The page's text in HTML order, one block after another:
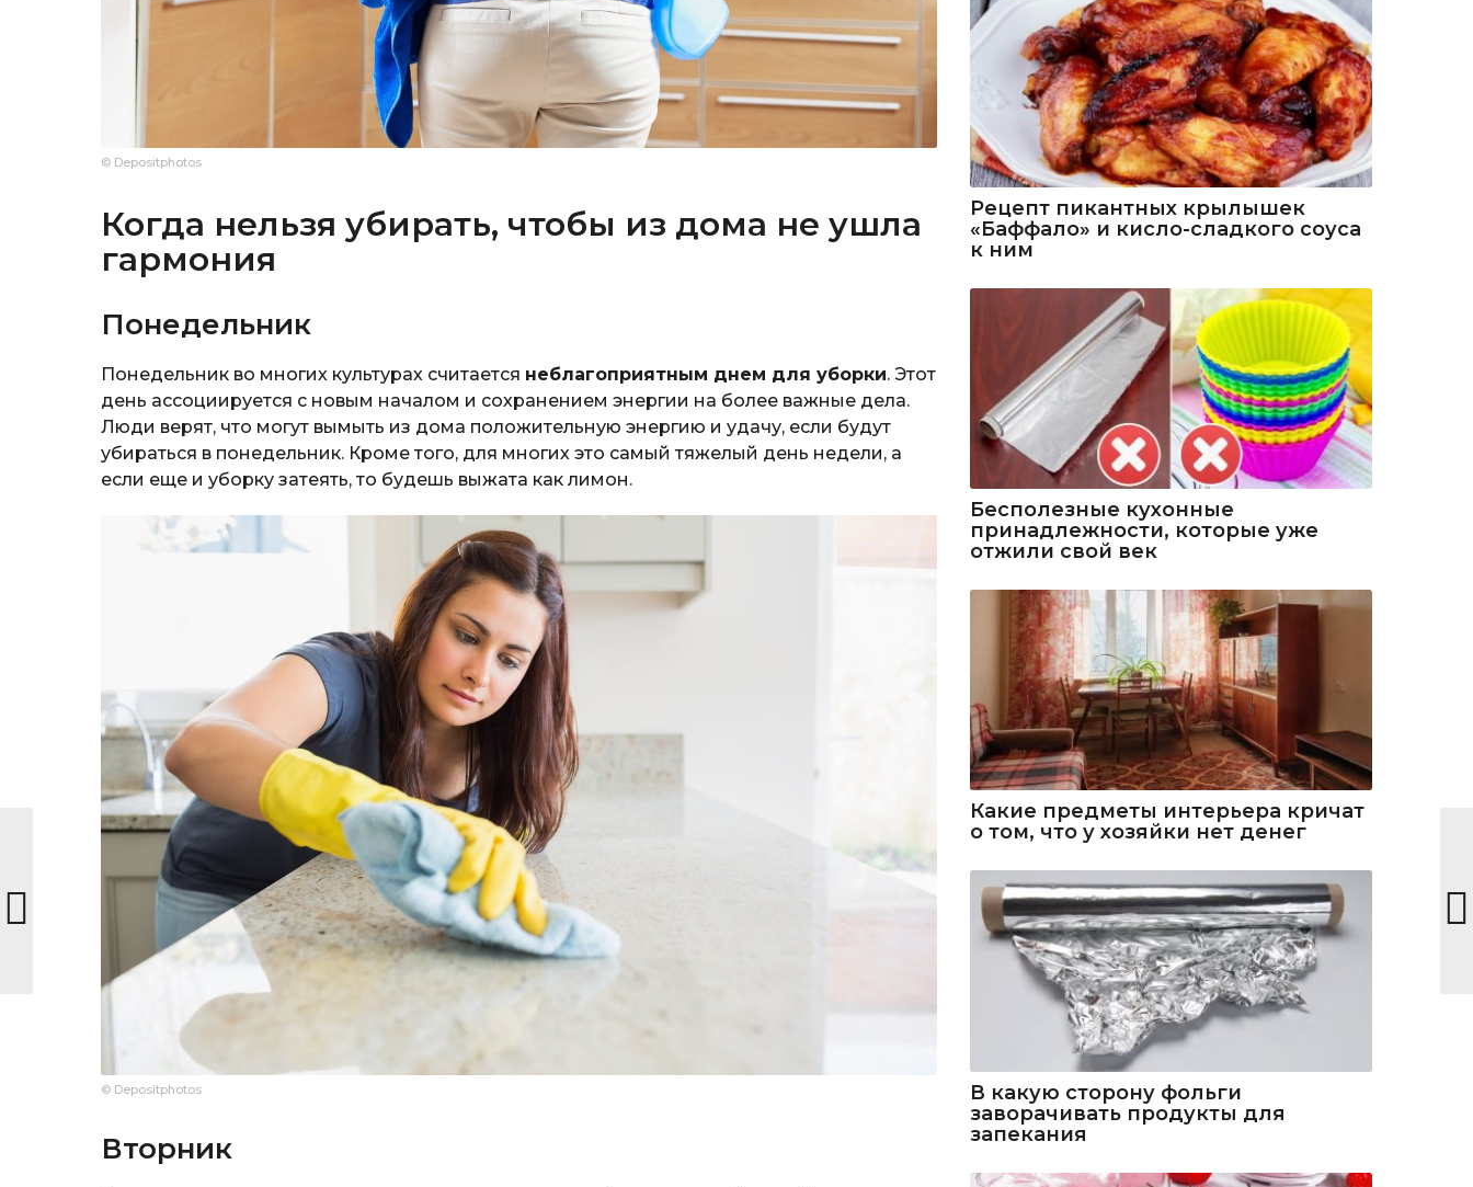
© Depositphotos
Когда нельзя убирать, чтобы из дома не ушла
гармония
Понедельник
Понедельник во многих культурах считается неблагоприятным днем для уборки. Этот
день ассоциируется с новым началом и сохранением энергии на более важные дела.
Люди верят, что могут вымыть из дома положительную энергию и удачу, если будут
убираться в понедельник. Кроме того, для многих это самый тяжелый день недели, а
если еще и уборку затеять, то будешь выжата как лимон.
© Depositphotos
Вторник
Рецепт пикантных крылышек
«Баффало» и кисло-сладкого соуса
к ним
Бесполезные кухонные
принадлежности, которые уже
отжили свой век
Какие предметы интерьера кричат
о том, что у хозяйки нет денег
В какую сторону фольги
заворачивать продукты для
запекания